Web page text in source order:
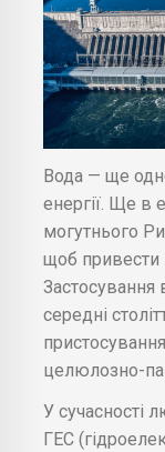
Вода — ще
енергії. Ще в
могутнього
щоб привести
Застосування
середні
целюлозно-
У
ГЕС